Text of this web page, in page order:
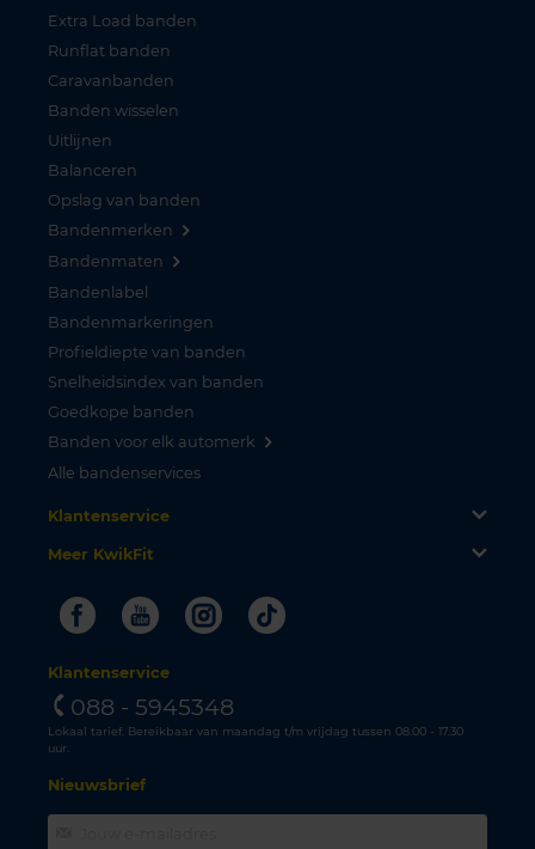
Extra Load banden
Runflat banden
Caravanbanden
Banden wisselen
Uitlijnen
Balanceren
Opslag van banden
Bandenmerken
Bandenmaten
Bandenlabel
Bandenmarkeringen
Profieldiepte van banden
Snelheidsindex van banden
Goedkope banden
Banden voor elk automerk
Alle bandenservices
Klantenservice
Meer KwikFit
FacebookYoutubeInstagram
Tiktok
Klantenservice
088 - 5945348
Lokaal tarief. Bereikbaar van maandag t/m vrijdag tussen 08.00 - 17.30
uur.
Nieuwsbrief